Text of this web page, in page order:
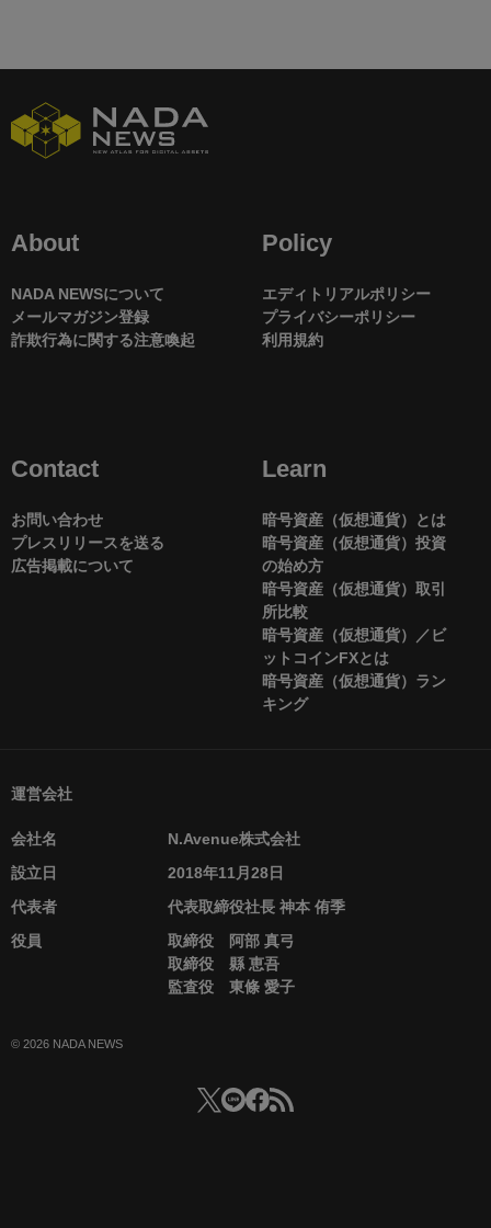
About
NADA NEWSについて
メールマガジン登録
詐欺行為に関する注意喚起
Policy
エディトリアルポリシー
プライバシーポリシー
利用規約
Contact
お問い合わせ
プレスリリースを送る
広告掲載について
Learn
暗号資産（仮想通貨）とは
暗号資産（仮想通貨）投資
の始め方
暗号資産（仮想通貨）取引
所比較
暗号資産（仮想通貨）／ビ
ットコインFXとは
暗号資産（仮想通貨）ラン
キング
運営会社
会社名
N.Avenue株式会社
設立日
2018年11月28日
代表者
代表取締役社長 神本 侑季
役員
取締役 阿部 真弓
取締役 縣 恵吾
監査役 東條 愛子
© 2026 NADA NEWS